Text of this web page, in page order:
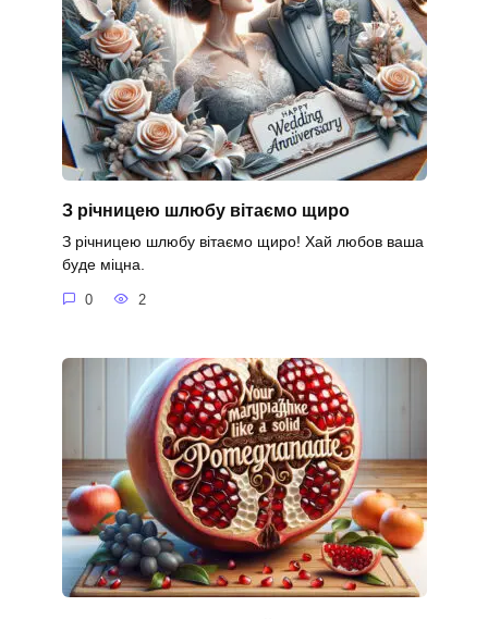
З річницею шлюбу вітаємо щиро
З річницею шлюбу вітаємо щиро! Хай любов ваша
буде міцна.
0 2